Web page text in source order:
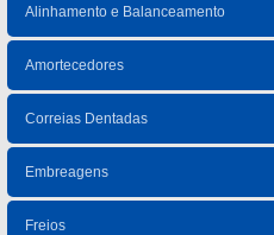
Alinhamento e Balanceamento
Amortecedores
Correias Dentadas
Embreagens
Freios